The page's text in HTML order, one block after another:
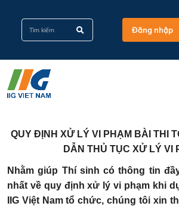
Đăng nhập
QUY ĐỊNH XỬ LÝ VI PHẠM BÀI THI
DẪN THỦ TỤC XỬ LÝ VI
Nhằm giúp Thí sinh có thông tin
nhất về quy định xử lý vi phạm khi
IIG Việt Nam tổ chức, chúng tôi xin